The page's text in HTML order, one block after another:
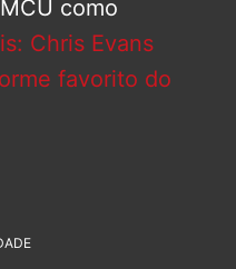
como
Chris Evans
favorito do